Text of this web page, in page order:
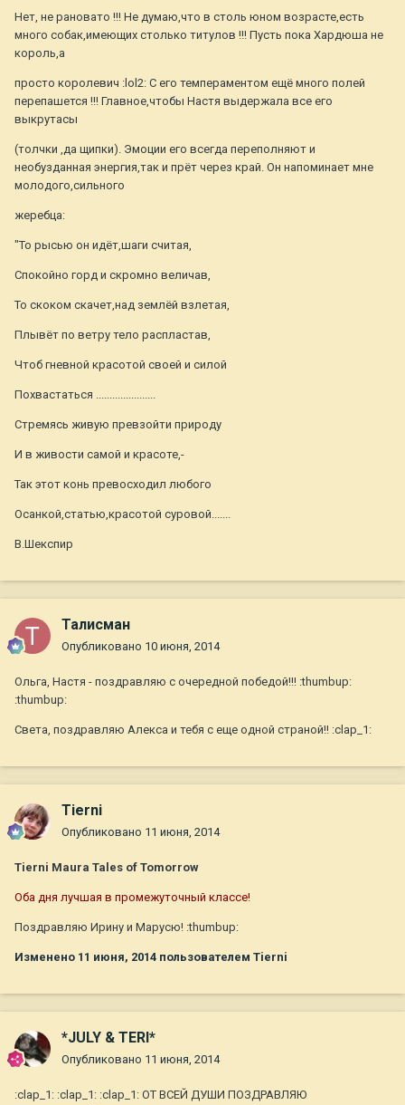
Нет, не рановато !!! Не думаю,что в столь юном возрасте,есть
много собак,имеющих столько титулов !!! Пусть пока Хардюша не
король,а
просто королевич :lol2: С его темпераментом ещё много полей
перепашется !!! Главное,чтобы Настя выдержала все его
выкрутасы
(толчки ,да щипки). Эмоции его всегда переполняют и
необузданная энергия,так и прёт через край. Он напоминает мне
молодого,сильного
жеребца:
"То рысью он идёт,шаги считая,
Спокойно горд и скромно величав,
То скоком скачет,над землёй взлетая,
Плывёт по ветру тело распластав,
Чтоб гневной красотой своей и силой
Похвастаться ......................
Стремясь живую превзойти природу
И в живости самой и красоте,-
Так этот конь превосходил любого
Осанкой,статью,красотой суровой.......
В.Шекспир
Талисман
Опубликовано 10 июня, 2014
Ольга, Настя - поздравляю с очередной победой!!! :thumbup:
:thumbup:
Света, поздравляю Алекса и тебя с еще одной страной!! :clap_1:
Tierni
Опубликовано 11 июня, 2014
Tierni Maura Tales of Tomorrow
Оба дня лучшая в промежуточный классе!
Поздравляю Ирину и Марусю! :thumbup:
Изменено 11 июня, 2014 пользователем Tierni
*JULY & TERI*
Опубликовано 11 июня, 2014
:clap_1: :clap_1: :clap_1: ОТ ВСЕЙ ДУШИ ПОЗДРАВЛЯЮ